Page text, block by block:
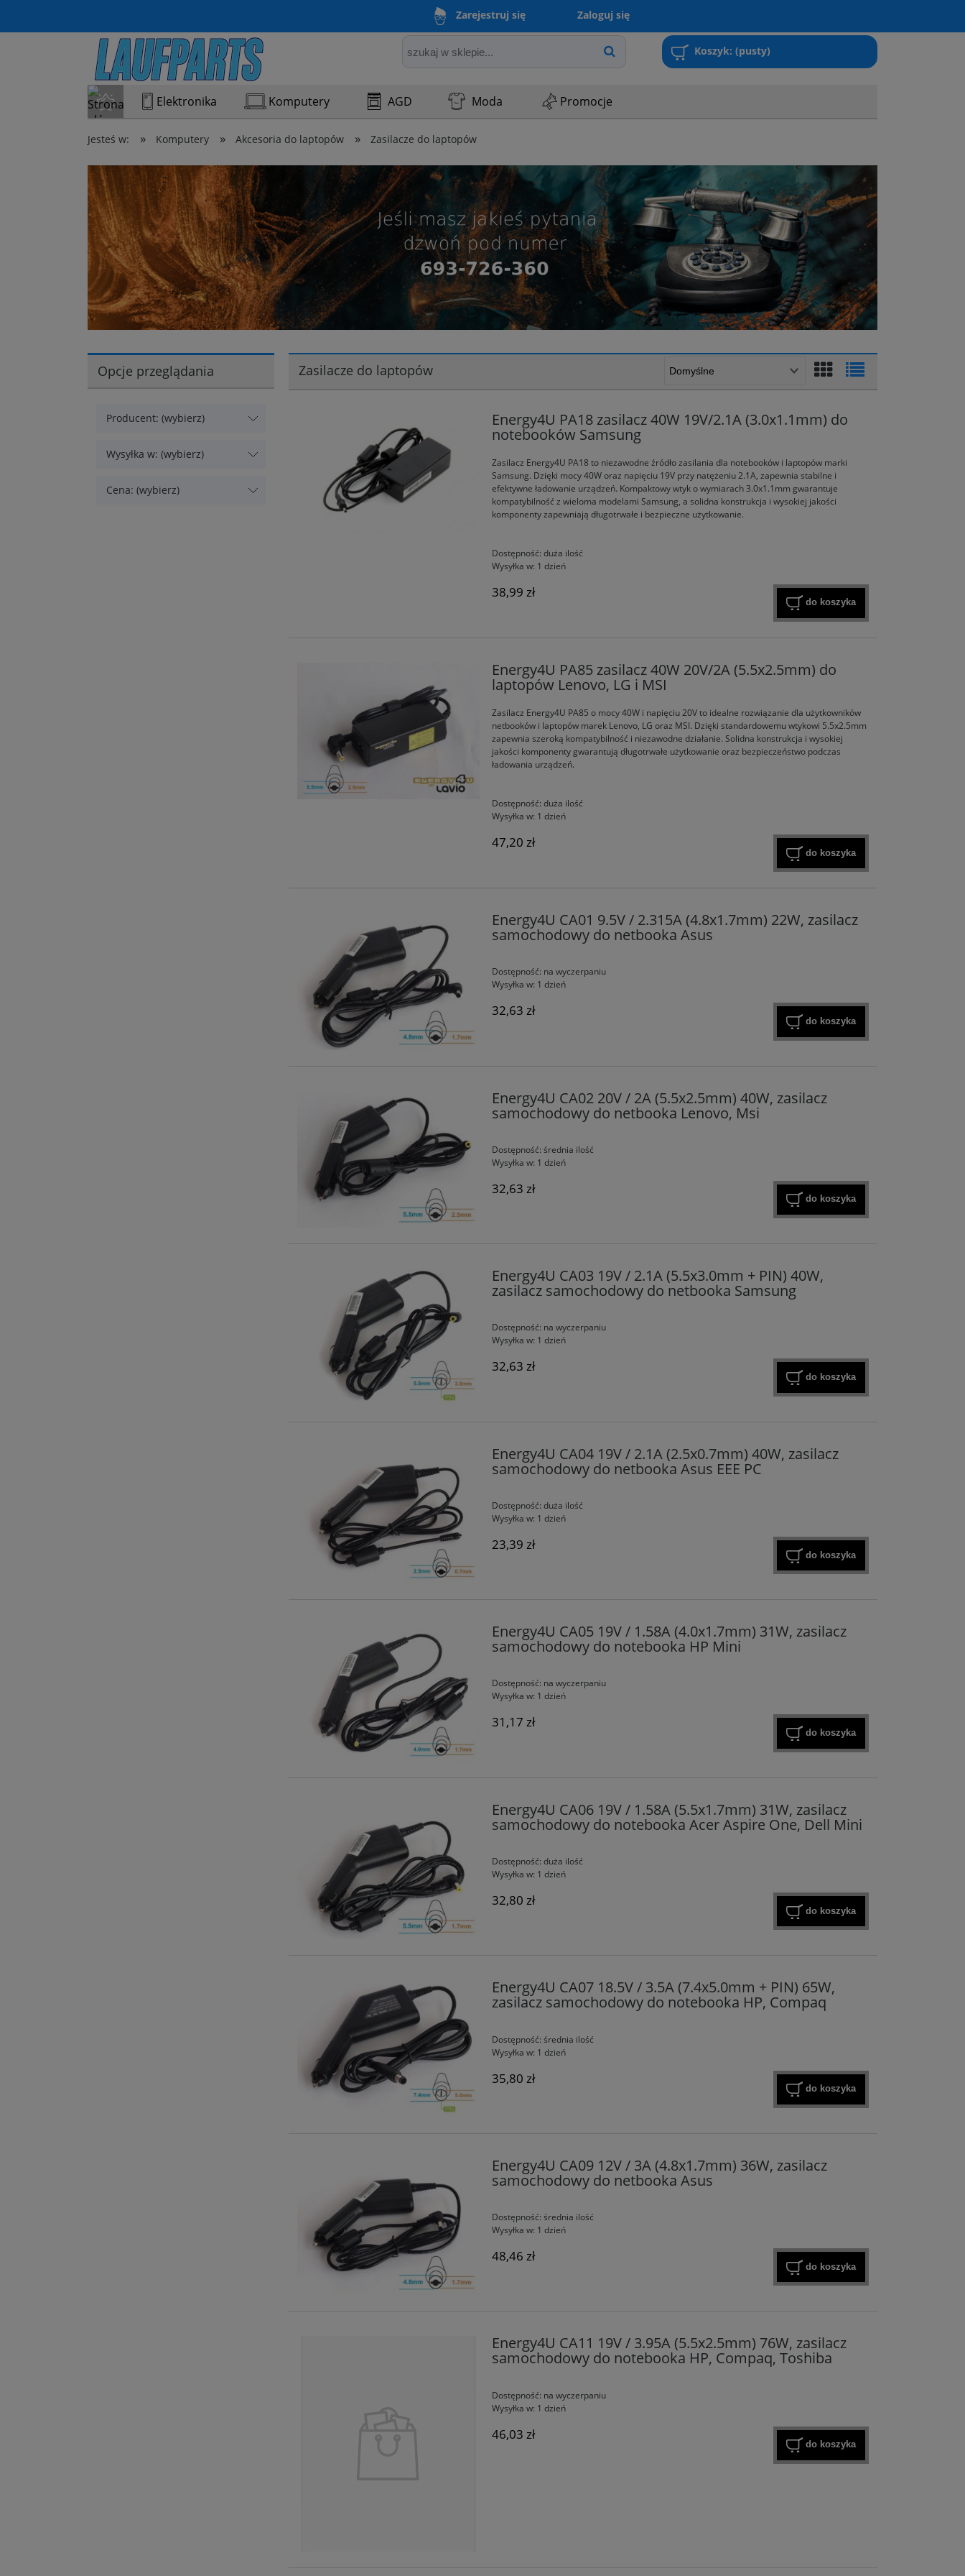
Zarejestruj się Zaloguj się
Koszyk: (pusty)
Elektronika Komputery AGD Moda Promocje
Jesteś w: » Komputery » Akcesoria do laptopów » Zasilacze do laptopów
Opcje przeglądania
Producent: (wybierz)
Wysyłka w: (wybierz)
Cena: (wybierz)
Zasilacze do laptopów
Energy4U PA18 zasilacz 40W 19V/2.1A (3.0x1.1mm) do
notebooków Samsung​
Zasilacz Energy4U PA18 to niezawodne źródło zasilania dla notebooków i laptopów marki
Samsung. Dzięki mocy 40W oraz napięciu 19V przy natężeniu 2.1A, zapewnia stabilne i
efektywne ładowanie urządzeń. Kompaktowy wtyk o wymiarach 3.0x1.1mm gwarantuje
kompatybilność z wieloma modelami Samsung, a solidna konstrukcja i wysokiej jakości
komponenty zapewniają długotrwałe i bezpieczne użytkowanie.
Dostępność: duża ilość
Wysyłka w: 1 dzień
38,99 zł
do koszyka
Energy4U PA85 zasilacz 40W 20V/2A (5.5x2.5mm) do
laptopów Lenovo, LG i MSI
Zasilacz Energy4U PA85 o mocy 40W i napięciu 20V to idealne rozwiązanie dla użytkowników
netbooków i laptopów marek Lenovo, LG oraz MSI. Dzięki standardowemu wtykowi 5.5x2.5mm
zapewnia szeroką kompatybilność i niezawodne działanie. Solidna konstrukcja i wysokiej
jakości komponenty gwarantują długotrwałe użytkowanie oraz bezpieczeństwo podczas
ładowania urządzeń.
Dostępność: duża ilość
Wysyłka w: 1 dzień
47,20 zł
do koszyka
Energy4U CA01 9.5V / 2.315A (4.8x1.7mm) 22W, zasilacz
samochodowy do netbooka Asus
Dostępność: na wyczerpaniu
Wysyłka w: 1 dzień
32,63 zł
do koszyka
Energy4U CA02 20V / 2A (5.5x2.5mm) 40W, zasilacz
samochodowy do netbooka Lenovo, Msi
Dostępność: średnia ilość
Wysyłka w: 1 dzień
32,63 zł
do koszyka
Energy4U CA03 19V / 2.1A (5.5x3.0mm + PIN) 40W,
zasilacz samochodowy do netbooka Samsung
Dostępność: na wyczerpaniu
Wysyłka w: 1 dzień
32,63 zł
do koszyka
Energy4U CA04 19V / 2.1A (2.5x0.7mm) 40W, zasilacz
samochodowy do netbooka Asus EEE PC
Dostępność: duża ilość
Wysyłka w: 1 dzień
23,39 zł
do koszyka
Energy4U CA05 19V / 1.58A (4.0x1.7mm) 31W, zasilacz
samochodowy do notebooka HP Mini
Dostępność: na wyczerpaniu
Wysyłka w: 1 dzień
31,17 zł
do koszyka
Energy4U CA06 19V / 1.58A (5.5x1.7mm) 31W, zasilacz
samochodowy do notebooka Acer Aspire One, Dell Mini
Dostępność: duża ilość
Wysyłka w: 1 dzień
32,80 zł
do koszyka
Energy4U CA07 18.5V / 3.5A (7.4x5.0mm + PIN) 65W,
zasilacz samochodowy do notebooka HP, Compaq
Dostępność: średnia ilość
Wysyłka w: 1 dzień
35,80 zł
do koszyka
Energy4U CA09 12V / 3A (4.8x1.7mm) 36W, zasilacz
samochodowy do netbooka Asus
Dostępność: średnia ilość
Wysyłka w: 1 dzień
48,46 zł
do koszyka
Energy4U CA11 19V / 3.95A (5.5x2.5mm) 76W, zasilacz
samochodowy do notebooka HP, Compaq, Toshiba
Dostępność: na wyczerpaniu
Wysyłka w: 1 dzień
46,03 zł
do koszyka